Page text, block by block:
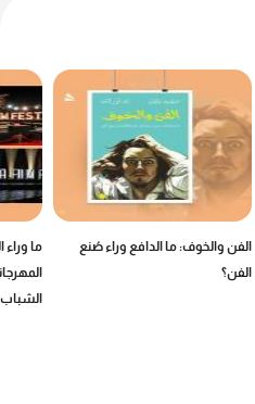
الفن والخوف: ما الدافع وراء صُنع
الفن؟
ما وراء
الشباب